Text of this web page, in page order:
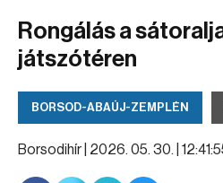
Rongálás a
játszótéren
BORSOD-ABAÚJ-ZEMPLÉN
Borsodihír | 2026. 05. 30. |